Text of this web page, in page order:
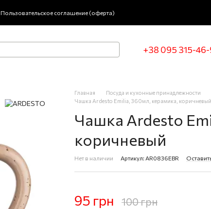
Пользовательское соглашение (оферта)
+38 095 315-
Главная Посуда и кухонные принадлежности
Чашка Ardesto Emilia, 360мл, керамика, коричневый
Чашка Ardesto
коричневый
Нет в наличии Артикул: AR0836EBR
95 грн 100 грн